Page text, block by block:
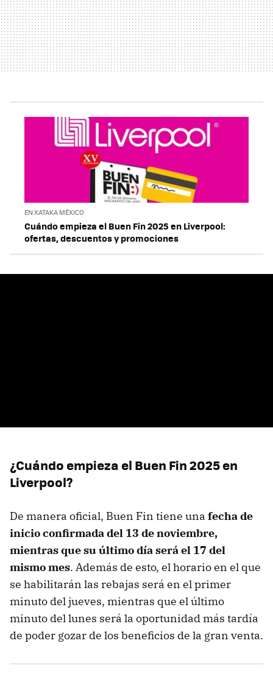
EN XATAKA MÉXICO
Cuándo empieza el Buen Fin 2025 en Liverpool:
ofertas, descuentos y promociones
¿Cuándo empieza el Buen Fin 2025 en
Liverpool?
De manera oficial, Buen Fin tiene una fecha de
inicio confirmada del 13 de noviembre,
mientras que su último día será el 17 del
mismo mes. Además de esto, el horario en el que
se habilitarán las rebajas será en el primer
minuto del jueves, mientras que el último
minuto del lunes será la oportunidad más tardía
de poder gozar de los beneficios de la gran venta.